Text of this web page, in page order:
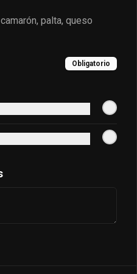
palta, queso
Obligatorio